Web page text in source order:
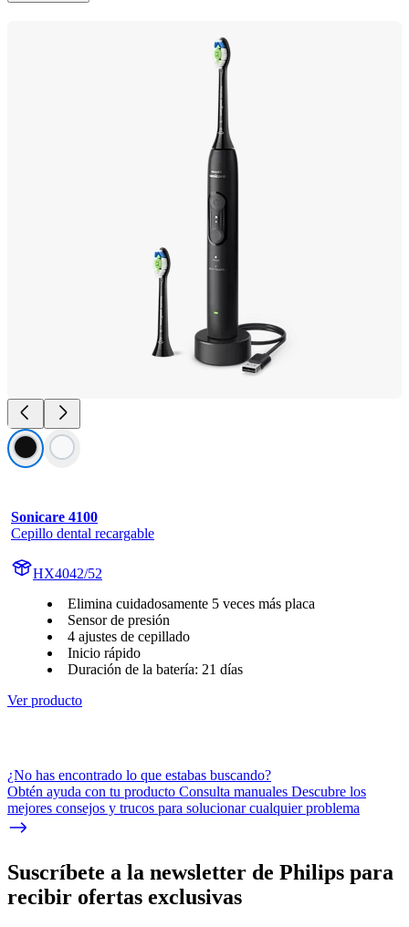
Sonicare 4100
Cepillo dental recargable
HX4042/52
Elimina cuidadosamente 5 veces más placa
Sensor de presión
4 ajustes de cepillado
Inicio rápido
Duración de la batería: 21 días
Ver producto
¿No has encontrado lo que estabas buscando?
Obtén ayuda con tu producto Consulta manuales Descubre los
mejores consejos y trucos para solucionar cualquier problema
Suscríbete a la newsletter de Philips para
recibir ofertas exclusivas